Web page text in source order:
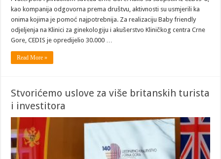
kao kompanija odgovorna prema društvu, aktivnosti su usmjerili ka
onima kojima je pomoć najpotrebnija. Za realizaciju Baby friendly
odjeljenja na Klinici za ginekologiju i akušerstvo Kliničkog centra Crne
Gore, CEDIS je opredijelio 30.000 …
Read More »
Stvorićemo uslove za više britanskih turista
i investitora